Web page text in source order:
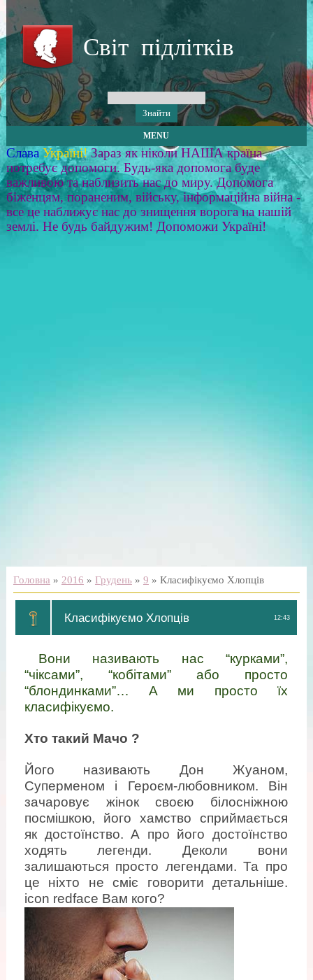
Світ підлітків
MENU
Слава Україні! Зараз як ніколи НАША країна
потребує допомоги. Будь-яка допомога буде
важливою та наблизить нас до миру. Допомога
біженцям, пораненим, війську, інформаційна війна -
все це наближує нас до знищення ворога на нашій
землі. Не будь байдужим! Допоможи Україні!
Головна » 2016 » Грудень » 9 » Класифікуємо Хлопців
12:43
Класифікуємо Хлопців
Вони називають нас “курками”,
“чіксами”, “кобітами” або просто
“блондинками”… А ми просто їх
класифікуємо.
Хто такий Мачо ?
Його називають Дон Жуаном,
Суперменом і Героєм-любовником. Він
зачаровує жінок своєю білосніжною
посмішкою, його хамство сприймається
як достоїнство. А про його достоїнство
ходять легенди. Деколи вони
залишаються просто легендами. Та про
це ніхто не сміє говорити детальніше.
icon redface Вам кого?